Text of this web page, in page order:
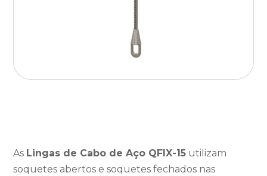
As Lingas de Cabo de Aço QFIX-15 utilizam
soquetes abertos e soquetes fechados nas